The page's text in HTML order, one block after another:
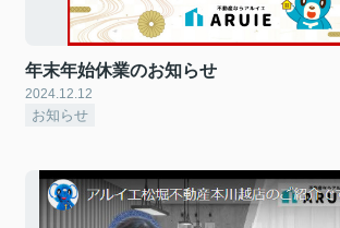
年末年始休業のお知らせ
2024.12.12
お知らせ